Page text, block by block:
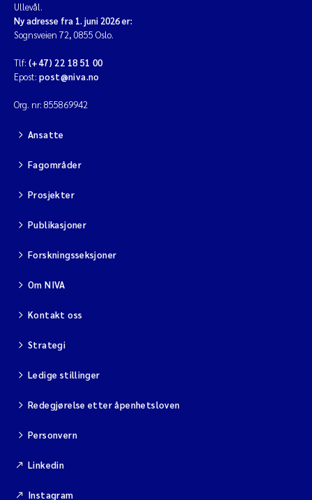
Ullevål.
Ny adresse fra 1. juni 2026 er:
Sognsveien 72, 0855 Oslo.
Tlf: (+47) 22 18 51 00
Epost: post@niva.no
Org. nr: 855869942
Ansatte
Fagområder
Prosjekter
Publikasjoner
Forskningsseksjoner
Om NIVA
Kontakt oss
Strategi
Ledige stillinger
Redegjørelse etter åpenhetsloven
Personvern
Linkedin
Instagram